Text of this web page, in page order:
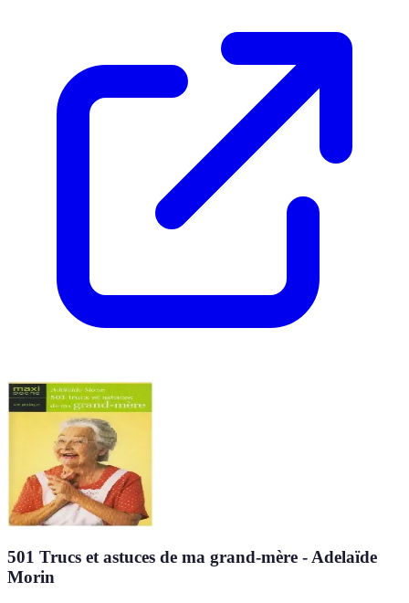
501 Trucs et astuces de ma grand-mère - Adelaïde
Morin